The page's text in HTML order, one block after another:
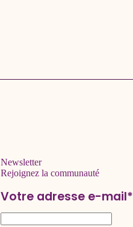
Newsletter
Rejoignez la communauté
Votre adresse e-mail*